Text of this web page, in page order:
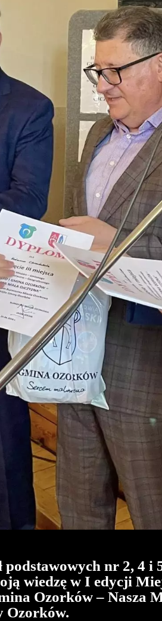
podstawowych nr 2, 4 i
wiedzę w I edycji
Ozorków – Nasza
Ozorków.